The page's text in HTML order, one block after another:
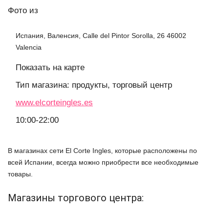
Фото из
Испания, Валенсия, Calle del Pintor Sorolla, 26 46002
Valencia
Показать на карте
Тип магазина: продукты, торговый центр
www.elcorteingles.es
10:00-22:00
В магазинах сети El Corte Ingles, которые расположены по
всей Испании, всегда можно приобрести все необходимые
товары.
Магазины торгового центра: